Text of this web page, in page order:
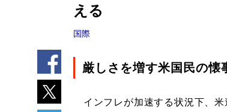
える
国際
厳しさを増す米国民の懐
インフレが加速する状況下、米